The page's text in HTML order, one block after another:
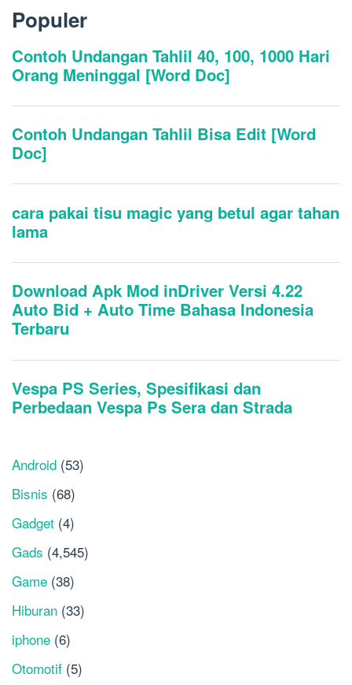
Populer
Android (53)
Bisnis (68)
Gadget (4)
Gads (4,545)
Game (38)
Hiburan (33)
iphone (6)
Otomotif (5)